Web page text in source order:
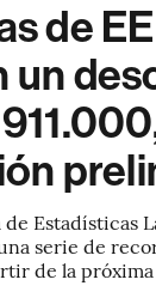
de
un
Estadísticas
serie de
de la próxima